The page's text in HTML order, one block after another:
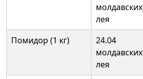
молдавских
лея
Помидор (1 кг)
24.04
молдавских
лея